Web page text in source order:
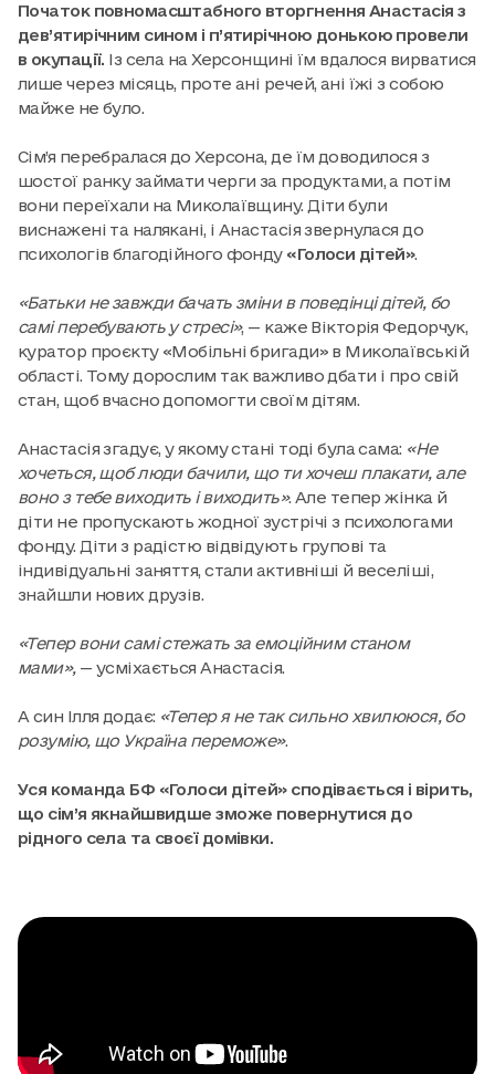
Початок повномасштабного вторгнення Анастасія з
дев’ятирічним сином і п’ятирічною донькою провели
в окупації. Із села на Херсонщині їм вдалося вирватися
лише через місяць, проте ані речей, ані їжі з собою
майже не було.
Сім’я перебралася до Херсона, де їм доводилося з
шостої ранку займати черги за продуктами, а потім
вони переїхали на Миколаївщину. Діти були
виснажені та налякані, і Анастасія звернулася до
психологів благодійного фонду «Голоси дітей».
«Батьки не завжди бачать зміни в поведінці дітей, бо
самі перебувають у стресі», — каже Вікторія Федорчук,
куратор проєкту «Мобільні бригади» в Миколаївській
області. Тому дорослим так важливо дбати і про свій
стан, щоб вчасно допомогти своїм дітям.
Анастасія згадує, у якому стані тоді була сама: «Не
хочеться, щоб люди бачили, що ти хочеш плакати, але
воно з тебе виходить і виходить». Але тепер жінка й
діти не пропускають жодної зустрічі з психологами
фонду. Діти з радістю відвідують групові та
індивідуальні заняття, стали активніші й веселіші,
знайшли нових друзів.
«Тепер вони самі стежать за емоційним станом
мами», — усміхається Анастасія.
А син Ілля додає: «Тепер я не так сильно хвилююся, бо
розумію, що Україна переможе».
Уся команда БФ «Голоси дітей» сподівається і вірить,
що сім’я якнайшвидше зможе повернутися до
рідного села та своєї домівки.